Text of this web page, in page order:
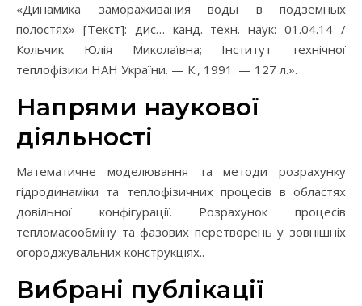
«Динамика замораживания воды в подземных
полостях» [Текст]: дис… канд. техн. наук: 01.04.14 /
Кольчик Юлія Миколаївна; Інститут технічної
теплофізики НАН України. — К., 1991. — 127 л.».
Напрями наукової
діяльності
Математичне моделювання та методи розрахунку
гідродинаміки та теплофізичних процесів в областях
довільної конфігурації. Розрахунок процесів
тепломасообміну та фазових перетворень у зовнішніх
огороджувальних конструкціях..
Вибрані публікації